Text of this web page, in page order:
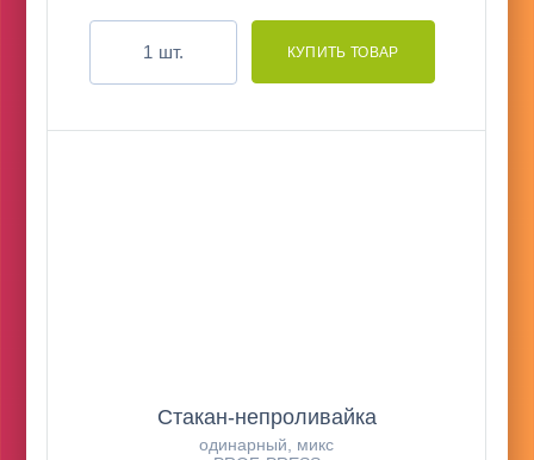
шт.
Стакан-непроливайка
одинарный, микс